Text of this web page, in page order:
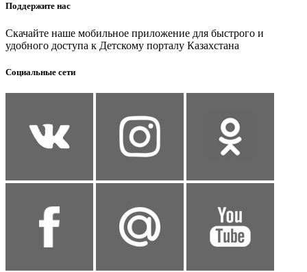
Поддержите нас
Скачайте наше мобильное приложение для быстрого и
удобного доступа к Детскому порталу Казахстана
Социальные сети